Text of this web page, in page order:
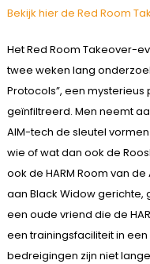
Bekijk hier de Red Room
Het Red Room Takeover-
twee weken lang
Protocols”, een
geïnfiltreerd. Men neemt
AIM-tech de sleutel
wie of wat dan ook de
ook de HARM Room van
aan Black Widow
een oude vriend die de
een trainingsfaciliteit in
bedreigingen zijn niet